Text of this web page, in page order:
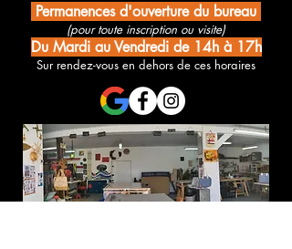
Permanences d'ouverture du bureau
(pour toute inscription ou visite)
Du Mardi au Vendredi de 14h à 17h
Sur rendez-vous en dehors de ces horaires